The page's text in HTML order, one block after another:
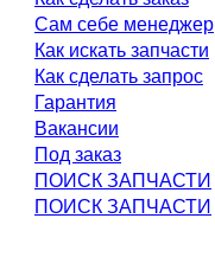
Сам себе менеджер
Как искать запчасти
Как сделать запрос
Гарантия
Вакансии
Под заказ
ПОИСК ЗАПЧАСТИ
ПОИСК ЗАПЧАСТИ